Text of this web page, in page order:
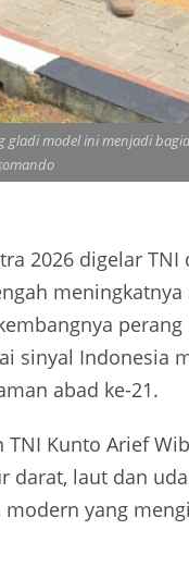
gladi model ini menjadi
2026 digelar TNI
perang
sinyal Indonesia
abad ke-21.
TNI Kunto Arief
darat, laut dan
yang